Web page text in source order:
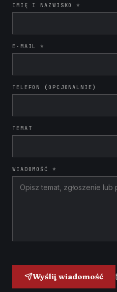
IMIĘ I NAZWISKO *
E-MAIL *
TELEFON (OPCJONALNIE)
TEMAT
WIADOMOŚĆ *
Wyślij wiadomość